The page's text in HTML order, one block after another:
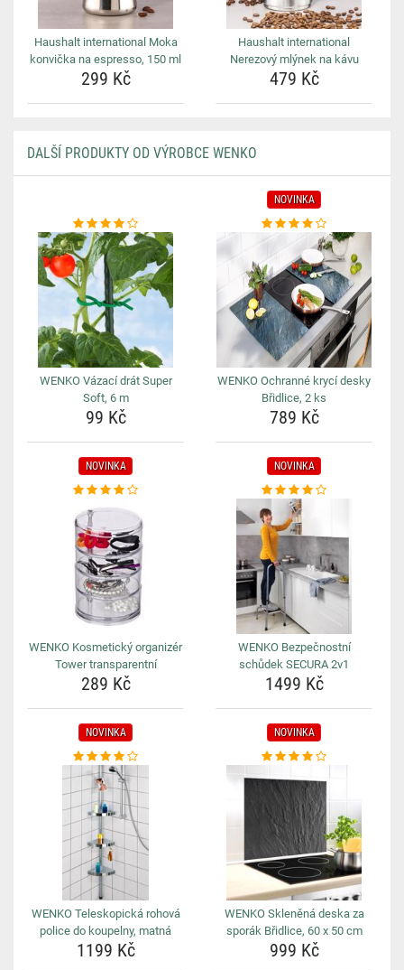
Haushalt international Moka
konvička na espresso, 150 ml
299 Kč
Haushalt international
Nerezový mlýnek na kávu
479 Kč
DALŠÍ PRODUKTY OD VÝROBCE WENKO
WENKO Vázací drát Super
Soft, 6 m
99 Kč
NOVINKA
WENKO Ochranné krycí desky
Břidlice, 2 ks
789 Kč
NOVINKA
WENKO Kosmetický organizér
Tower transparentní
289 Kč
NOVINKA
WENKO Bezpečnostní
schůdek SECURA 2v1
1499 Kč
NOVINKA
WENKO Teleskopická rohová
police do koupelny, matná
1199 Kč
NOVINKA
WENKO Skleněná deska za
sporák Břidlice, 60 x 50 cm
999 Kč